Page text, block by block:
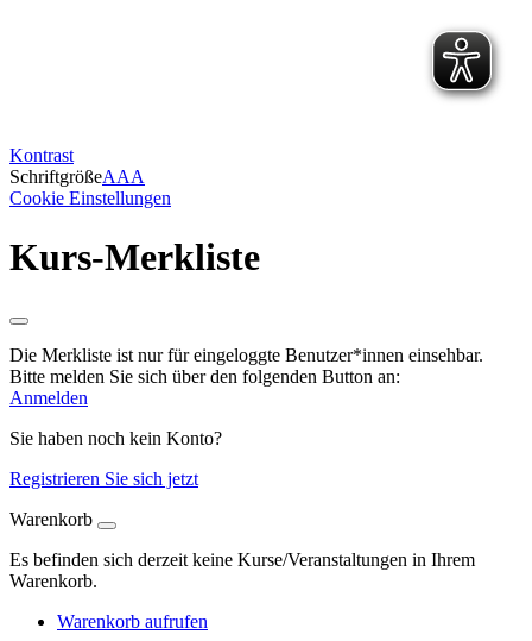
Kontrast
SchriftgrößeAAA
Cookie Einstellungen
Kurs-Merkliste
Die Merkliste ist nur für eingeloggte Benutzer*innen einsehbar.
Bitte melden Sie sich über den folgenden Button an:
Anmelden
Sie haben noch kein Konto?
Registrieren Sie sich jetzt
Warenkorb
Es befinden sich derzeit keine Kurse/Veranstaltungen in Ihrem
Warenkorb.
Warenkorb aufrufen